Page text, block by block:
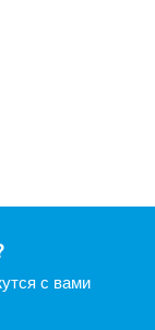
с вами